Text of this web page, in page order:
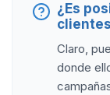
¿Es
Claro,
donde